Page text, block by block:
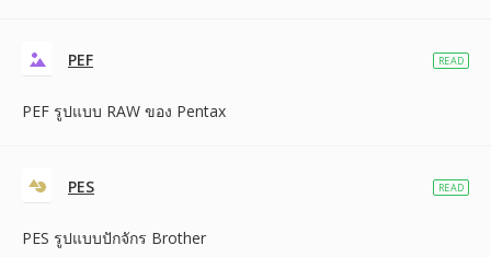
PEF
PEF รูปแบบ RAW ของ Pentax
READ
PES
PES รูปแบบปักจักร Brother
READ